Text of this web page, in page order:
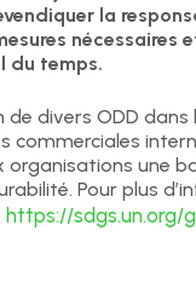
la
nécessaires
du temps.
de divers ODD dans
commerciales
organisations une
Pour plus
https://sdgs.un.org/